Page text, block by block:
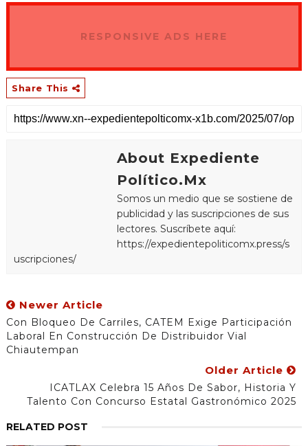
RESPONSIVE ADS HERE
Share This
About Expediente
Político.Mx
Somos un medio que se sostiene de
publicidad y las suscripciones de sus
lectores. Suscríbete aquí:
https://expedientepoliticomx.press/s
uscripciones/
Newer Article
Con Bloqueo De Carriles, CATEM Exige Participación
Laboral En Construcción De Distribuidor Vial
Chiautempan
Older Article
ICATLAX Celebra 15 Años De Sabor, Historia Y
Talento Con Concurso Estatal Gastronómico 2025
RELATED POST